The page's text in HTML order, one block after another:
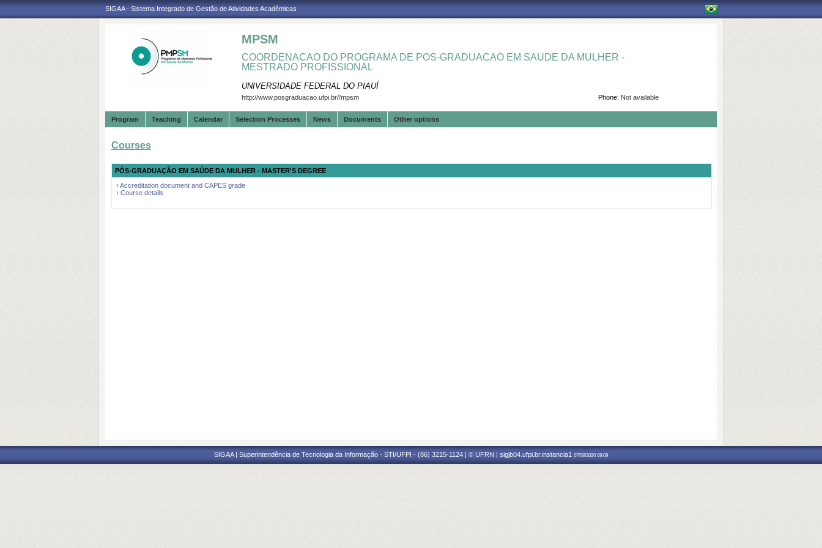
SIGAA - Sistema Integrado de Gestão de Atividades Acadêmicas
MPSM
COORDENACAO DO PROGRAMA DE POS-GRADUACAO EM SAUDE DA MULHER -
MESTRADO PROFISSIONAL
UNIVERSIDADE FEDERAL DO PIAUÍ
Phone: Not available
http://www.posgraduacao.ufpi.br//mpsm
Program Teaching Calendar Selection Processes News Documents Other options
Courses
PÓS-GRADUAÇÃO EM SAÚDE DA MULHER - MASTER'S DEGREE
› Accreditation document and CAPES grade
› Course details
SIGAA | Superintendência de Tecnologia da Informação - STI/UFPI - (86) 3215-1124 | © UFRN | sigjb04.ufpi.br.instancia1 07/08/2026 09:09